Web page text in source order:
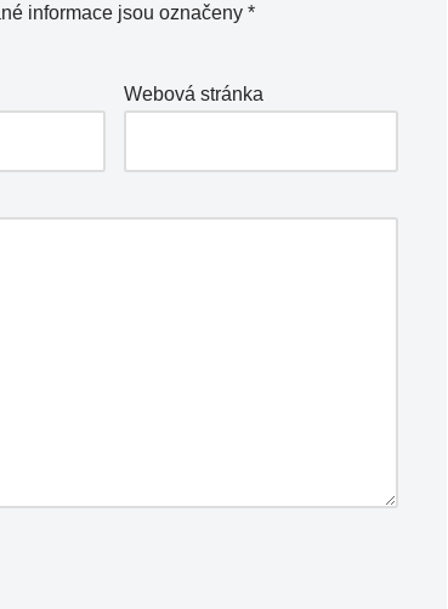
informace jsou označeny *
Webová stránka